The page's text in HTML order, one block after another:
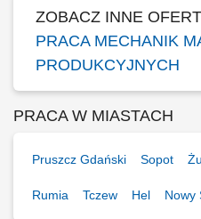
ZOBACZ INNE
PRACA MECHANIK
PRODUKCYJNYCH
PRACA W MIASTACH
Pruszcz Gdański Sopot
Rumia Tczew Hel Nowy